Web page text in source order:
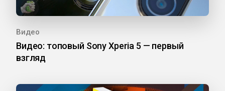
Видео
Видео: топовый Sony Xperia 5 — первый
взгляд